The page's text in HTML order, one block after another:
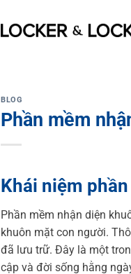
BLOG
Phần mềm
Khái niệm
Phần mềm nhận diện
khuôn mặt con người.
đã lưu trữ. Đây là một
cập và đời sống hằng